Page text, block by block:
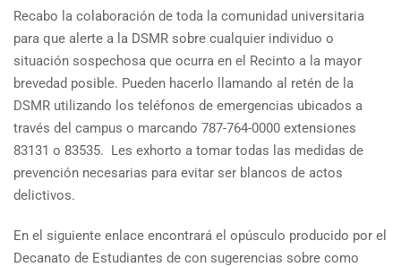
Recabo la colaboración de toda la comunidad universitaria
para que alerte a la DSMR sobre cualquier individuo o
situación sospechosa que ocurra en el Recinto a la mayor
brevedad posible. Pueden hacerlo llamando al retén de la
DSMR utilizando los teléfonos de emergencias ubicados a
través del campus o marcando 787-764-0000 extensiones
83131 o 83535. Les exhorto a tomar todas las medidas de
prevención necesarias para evitar ser blancos de actos
delictivos.
En el siguiente enlace encontrará el opúsculo producido por el
Decanato de Estudiantes de con sugerencias sobre como